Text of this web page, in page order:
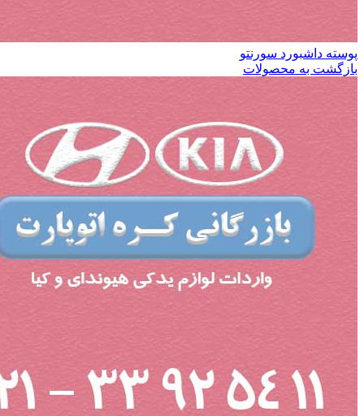
پوسته داشبورد سورنتو
بازگشت به محصولات